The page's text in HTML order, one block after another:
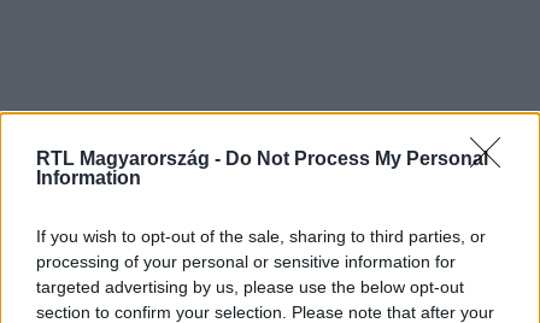
RTL Magyarország - Do Not Process My Personal
Information
If you wish to opt-out of the sale, sharing to third parties, or
processing of your personal or sensitive information for
targeted advertising by us, please use the below opt-out
section to confirm your selection. Please note that after your
Kövess minket, és értesülj a friss hírekről a
Facebookon is!